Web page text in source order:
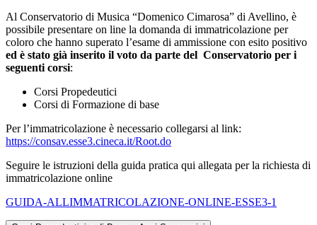
Al Conservatorio di Musica “Domenico Cimarosa” di Avellino, è
possibile presentare on line la domanda di immatricolazione per
coloro che hanno superato l’esame di ammissione con esito positivo
ed è stato già inserito il voto da parte del Conservatorio per i
seguenti corsi:
Corsi Propedeutici
Corsi di Formazione di base
Per l’immatricolazione è necessario collegarsi al link:
https://consav.esse3.cineca.it/Root.do
Seguire le istruzioni della guida pratica qui allegata per la richiesta di
immatricolazione online
GUIDA-ALLIMMATRICOLAZIONE-ONLINE-ESSE3-1